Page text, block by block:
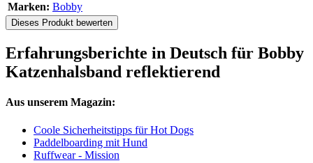
Marken: Bobby
Dieses Produkt bewerten
Erfahrungsberichte in Deutsch für Bobby
Katzenhalsband reflektierend
Aus unserem Magazin:
Coole Sicherheitstipps für Hot Dogs
Paddelboarding mit Hund
Ruffwear - Mission